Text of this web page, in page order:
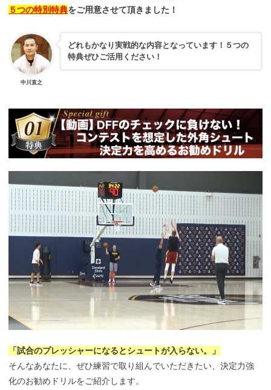
５つの特別特典をご用意させて頂きました！
中川直之
どれもかなり実戦的な内容となっています！５つの
特典ぜひご活用ください！
「試合のプレッシャーになるとシュートが入らない。」
そんなあなたに、ぜひ練習で取り組んでいただきたい、決定力強
化のお勧めドリルをご紹介します。